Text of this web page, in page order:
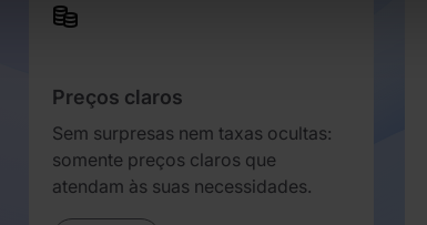
Preços claros
Sem surpresas nem taxas ocultas:
somente preços claros que
atendam às suas necessidades.